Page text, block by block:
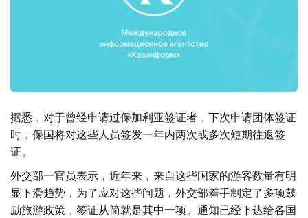
据悉，对于曾经申请过保加利亚签证者，下次申请团体签证
时，保国将对这些人员签发一年内两次或多次短期往返签
证。
外交部一官员表示，近年来，来自这些国家的游客数量有明
显下滑趋势，为了应对这些问题，外交部着手制定了多项鼓
励旅游政策，签证从简就是其中一项。通知已经下达给各国